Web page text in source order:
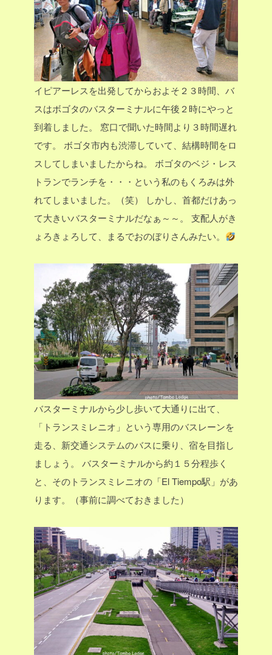
イピアーレスを出発してからおよそ２３時間、バ
スはボゴタのバスターミナルに午後２時にやっと
到着しました。
窓口で聞いた時間より３時間遅れ
です。
ボゴタ市内も渋滞していて、結構時間をロ
スしてしまいましたからね。
ボゴタのベジ・レス
トランでランチを・・・という私のもくろみは外
れてしまいました。（笑）
しかし、首都だけあっ
て大きいバスターミナルだなぁ～～。
支配人がき
ょろきょろして、まるでおのぼりさんみたい。
バスターミナルから少し歩いて大通りに出て、
「トランスミレニオ」という専用のバスレーンを
走る、新交通システムのバスに乗り、宿を目指し
ましょう。
バスターミナルから約１５分程歩く
と、そのトランスミレニオの「El Tiempo駅」があ
ります。（事前に調べておきました）